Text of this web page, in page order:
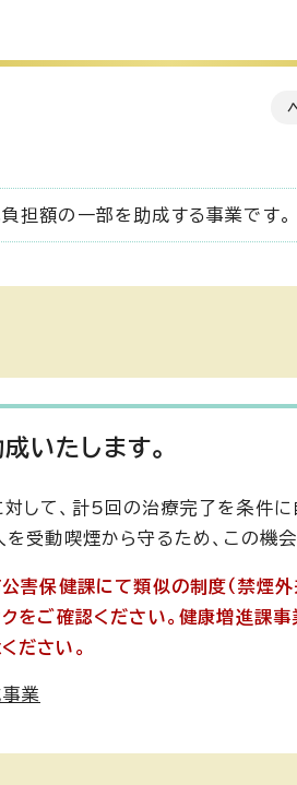
担額の一部を助成する事業です。
いたします。
して、計5回の治療完了を条件
受動喫煙から守るため、この機
害保健課にて類似の制度（禁煙
をご確認ください。健康増進課
ださい。
事業